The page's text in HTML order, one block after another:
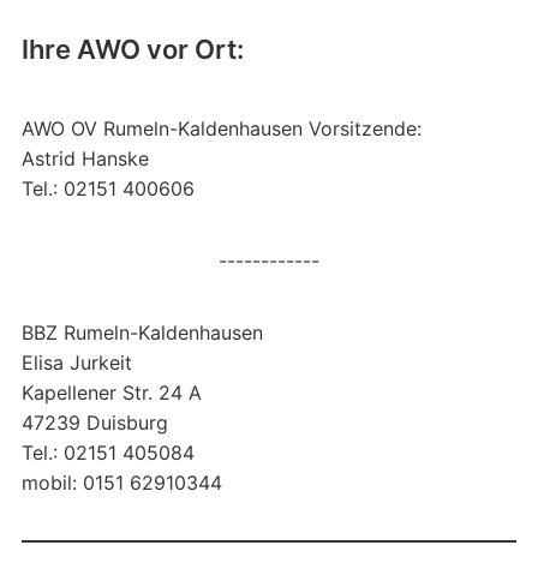
Ihre AWO vor Ort:
AWO OV Rumeln-Kaldenhausen Vorsitzende:
Astrid Hanske
Tel.: 02151 400606
------------
BBZ Rumeln-Kaldenhausen
Elisa Jurkeit
Kapellener Str. 24 A
47239 Duisburg
Tel.: 02151 405084
mobil: 0151 62910344